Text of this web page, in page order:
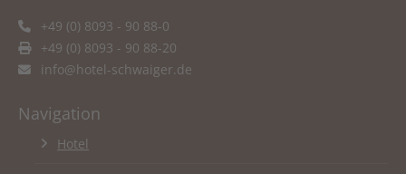
+49 (0) 8093 - 90 88-0
+49 (0) 8093 - 90 88-20
info@hotel-schwaiger.de
Navigation
Hotel